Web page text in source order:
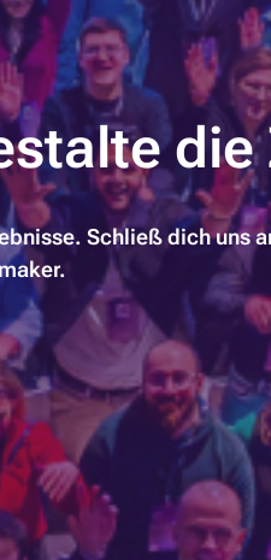
die
Schließ dich uns